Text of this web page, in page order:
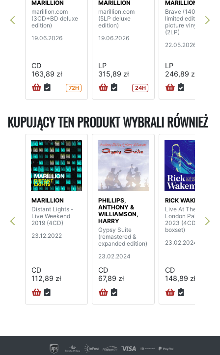
MARILLION
marillion.com
(3CD+BD deluxe
edition)
19.06.2026
CD
163,89 zł
72H
MARILLION
marillion.com
(5LP deluxe
edition)
19.06.2026
LP
315,89 zł
24H
MARILLION
Brave (140 grams,
limited edition
picture vinyl)
(2LP)
22.05.2026
LP
246,89 zł
KUPUJĄCY TEN PRODUKT WYBRALI RÓWNIEŻ
MARILLION
Distant Lights -
Live Weekend
2019 (4CD)
23.12.2022
CD
112,89 zł
PHILLIPS,
ANTHONY &
WILLIAMSON,
HARRY
Gypsy Suite
(remastered &
expanded edition)
23.02.2024
CD
67,89 zł
RICK WAKEMAN
Live At The
London Palladium
2023 (4CD
boxset)
23.02.2024
CD
148,89 zł